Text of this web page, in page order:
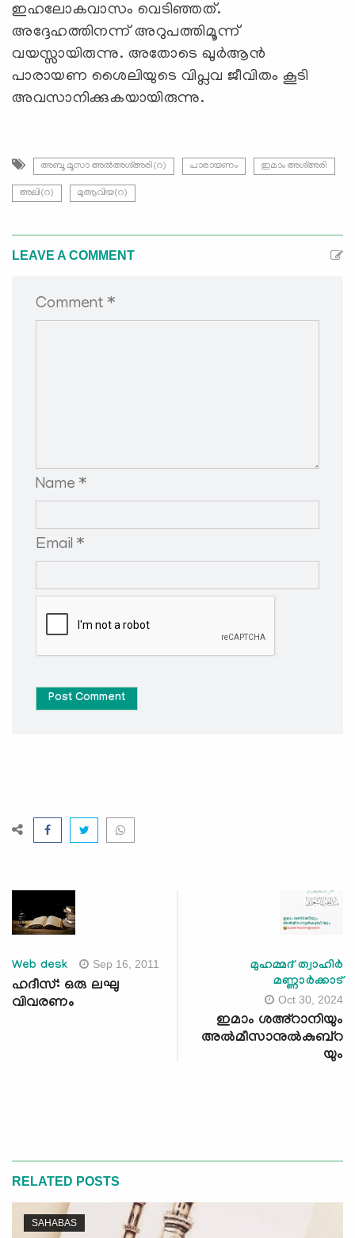
ഇഹലോകവാസം വെടിഞ്ഞത്.
അദ്ദേഹത്തിനന്ന് അറുപത്തിമൂന്ന്
വയസ്സായിരുന്നു. അതോടെ ഖുര്‍ആന്‍
പാരായണ ശൈലിയുടെ വിപ്ലവ ജീവിതം കൂടി
അവസാനിക്കുകയായിരുന്നു.
അബൂ മൂസാ അൽഅശ്അരി(റ) പാരായണം ഇമാം അശ്അരി
അലി(റ) മുആവിയ(റ)
LEAVE A COMMENT
Comment *
Name *
Email *
Post Comment
Web desk Sep 16, 2011
ഹദീസ്: ഒരു ലഘു
വിവരണം
മുഹമ്മദ് ത്വാഹിർ
മണ്ണാർക്കാട്
Oct 30, 2024
ഇമാം ശഅ്റാനിയും
അൽമീസാനുൽകുബ്റ
യും
RELATED POSTS
SAHABAS